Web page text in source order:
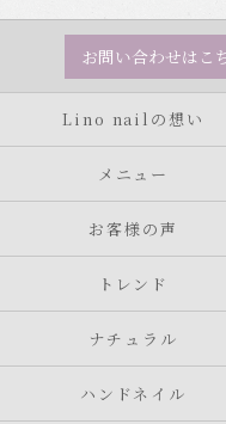
お問い合わせはこ
Lino nailの想い
メニュー
お客様の声
トレンド
ナチュラル
ハンドネイル